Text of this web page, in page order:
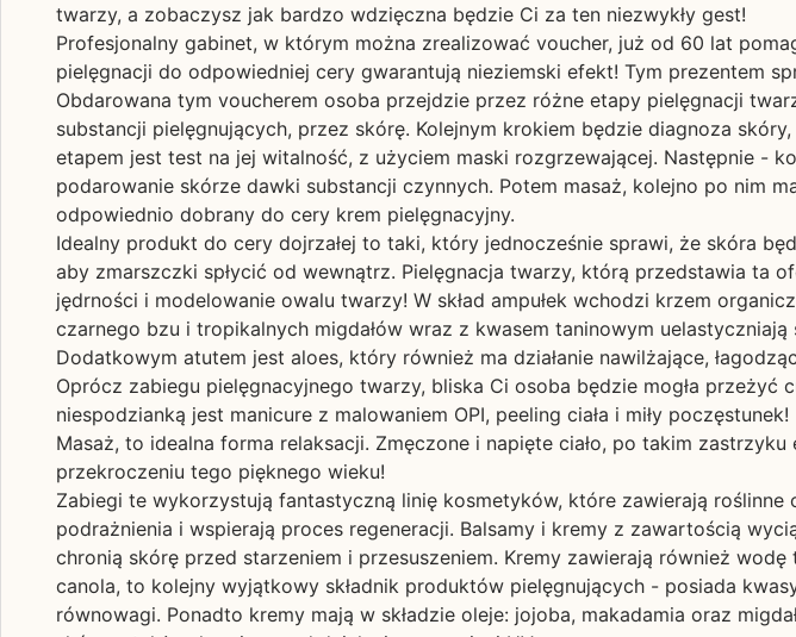
twarzy, a zobaczysz jak bardzo wdzięczna będzie Ci za ten niezwykły gest!
Profesjonalny gabinet, w którym można zrealizować voucher, już od 60 lat
pielęgnacji do odpowiedniej cery gwarantują nieziemski efekt! Tym prezentem
Obdarowana tym voucherem osoba przejdzie przez różne etapy pielęgnacji
substancji pielęgnujących, przez skórę. Kolejnym krokiem będzie diagnoza
etapem jest test na jej witalność, z użyciem maski rozgrzewającej. Następnie -
podarowanie skórze dawki substancji czynnych. Potem masaż, kolejno po nim
odpowiednio dobrany do cery krem pielęgnacyjny.
Idealny produkt do cery dojrzałej to taki, który jednocześnie sprawi, że skóra
aby zmarszczki spłycić od wewnątrz. Pielęgnacja twarzy, którą przedstawia ta
jędrności i modelowanie owalu twarzy! W skład ampułek wchodzi krzem
czarnego bzu i tropikalnych migdałów wraz z kwasem taninowym
Dodatkowym atutem jest aloes, który również ma działanie nawilżające,
Oprócz zabiegu pielęgnacyjnego twarzy, bliska Ci osoba będzie mogła
niespodzianką jest manicure z malowaniem OPI, peeling ciała i miły poczęstunek!
Masaż, to idealna forma relaksacji. Zmęczone i napięte ciało, po takim
przekroczeniu tego pięknego wieku!
Zabiegi te wykorzystują fantastyczną linię kosmetyków, które zawierają roślinne
podrażnienia i wspierają proces regeneracji. Balsamy i kremy z zawartością
chronią skórę przed starzeniem i przesuszeniem. Kremy zawierają również
canola, to kolejny wyjątkowy składnik produktów pielęgnujących - posiada
równowagi. Ponadto kremy mają w składzie oleje: jojoba, makadamia oraz